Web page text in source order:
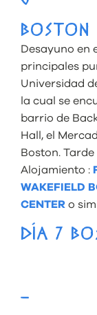
BOSTON
Desayuno en
principales
Universidad
la cual se
barrio de
Hall, el
Boston. Tarde
Alojamiento :
WAKEFIELD
CENTER o
DÍA 7
–